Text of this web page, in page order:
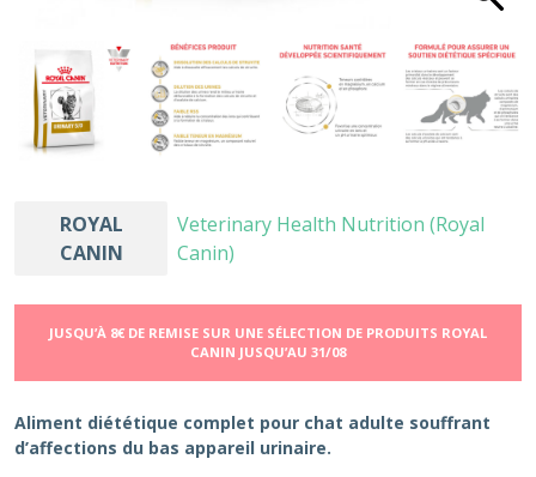
ROYAL
CANIN
Veterinary Health Nutrition (Royal
Canin)
JUSQU’À 8€ DE REMISE SUR UNE SÉLECTION DE PRODUITS ROYAL
CANIN JUSQU’AU 31/08
Aliment diététique complet pour chat adulte souffrant
d’affections du bas appareil urinaire.